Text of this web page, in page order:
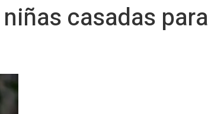
casadas para